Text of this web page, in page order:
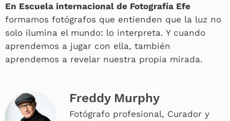
En Escuela internacional de Fotografía Efe
formamos fotógrafos que entienden que la luz no
solo ilumina el mundo: lo interpreta. Y cuando
aprendemos a jugar con ella, también
aprendemos a revelar nuestra propia mirada.
Freddy Murphy
Fotógrafo profesional, Curador y